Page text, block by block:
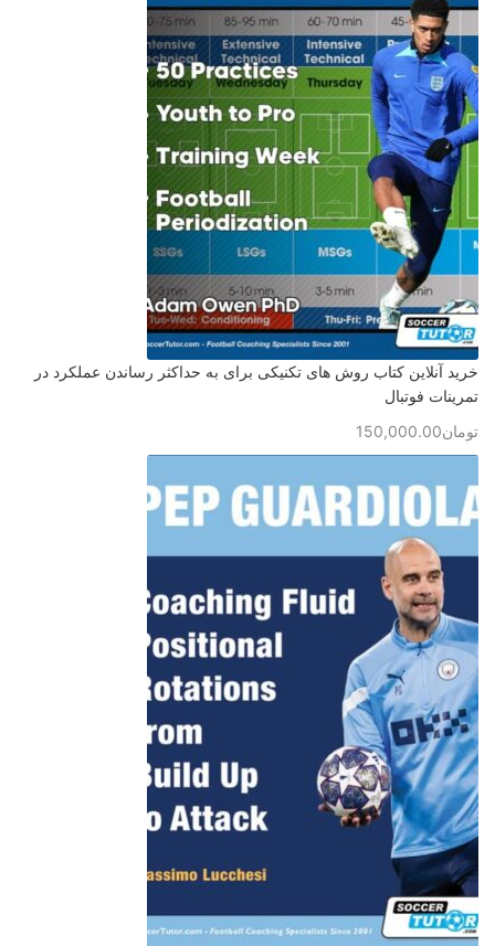
خرید آنلاین کتاب روش های تکنیکی برای به حداکثر رساندن عملکرد در
تمرینات فوتبال
تومان150,000.00